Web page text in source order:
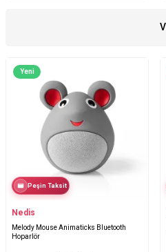
Yeni
Peşin Taksit
Nedis
Melody Mouse Animaticks Bluetooth
Hoparlör